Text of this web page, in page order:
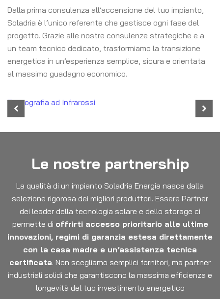
Dalla prima consulenza all’accensione del tuo impianto,
Soladria è l’unico referente che gestisce ogni fase del
progetto. Grazie alle nostre consulenze strategiche e a
un team tecnico dedicato, trasformiamo la transizione
energetica in un’esperienza semplice, sicura e orientata
al massimo guadagno economico.
Termografia ad Infrarossi
Le nostre partnership
La qualità di un impianto Soladria Energia nasce dalla
selezione rigorosa dei migliori produttori. Essere Partner
dei leader della tecnologia solare e dello storage ci
permette di offrirti accesso prioritario alle ultime
innovazioni, regimi di garanzia estesa direttamente
con la casa madre e un’assistenza tecnica
certificata. Non scegliamo semplici fornitori, ma partner
industriali solidi che garantiscono la massima efficienza e
longevità del tuo investimento energetico